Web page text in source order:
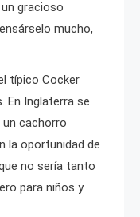
gracioso
mucho,
típico Cocker
En Inglaterra se
cachorro
la oportunidad de
no sería tanto
para niños y